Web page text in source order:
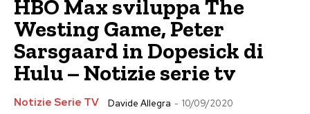
HBO Max sviluppa The
Westing Game, Peter
Sarsgaard in Dopesick di
Hulu – Notizie serie tv
Notizie Serie TV Davide Allegra - 10/09/2020